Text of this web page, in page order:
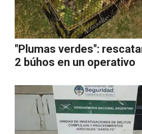
''Plumas verdes'':
2 búhos en un operativo